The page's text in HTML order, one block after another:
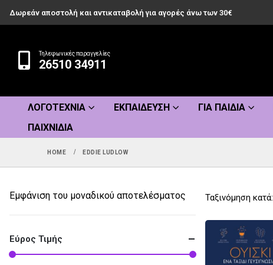
Δωρεάν αποστολή και αντικαταβολή για αγορές άνω των 30€
Τηλεφωνικές παραγγελίες
26510 34911
ΛΟΓΟΤΕΧΝΊΑ ΕΚΠΑΊΔΕΥΣΗ ΓΙΑ ΠΑΙΔΙΆ
ΠΑΙΧΝΊΔΙΑ
HOME EDDIE LUDLOW
Ταξινόμηση κατά:
Εμφάνιση του μοναδικού αποτελέσματος
Εύρος Τιμής